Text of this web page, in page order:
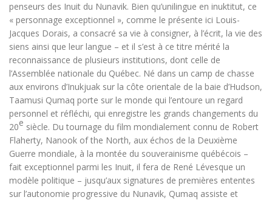
penseurs des Inuit du Nunavik. Bien qu’unilingue en inuktitut, ce
« personnage exceptionnel », comme le présente ici Louis-
Jacques Dorais, a consacré sa vie à consigner, à l’écrit, la vie des
siens ainsi que leur langue – et il s’est à ce titre mérité la
reconnaissance de plusieurs institutions, dont celle de
l’Assemblée nationale du Québec. Né dans un camp de chasse
aux environs d’Inukjuak sur la côte orientale de la baie d’Hudson,
Taamusi Qumaq porte sur le monde qui l’entoure un regard
personnel et réfléchi, qui enregistre les grands changements du
20e siècle. Du tournage du film mondialement connu de Robert
Flaherty, Nanook of the North, aux échos de la Deuxième
Guerre mondiale, à la montée du souverainisme québécois –
fait exceptionnel parmi les Inuit, il fera de René Lévesque un
modèle politique – jusqu’aux signatures de premières ententes
sur l’autonomie progressive du Nunavik, Qumaq assiste et